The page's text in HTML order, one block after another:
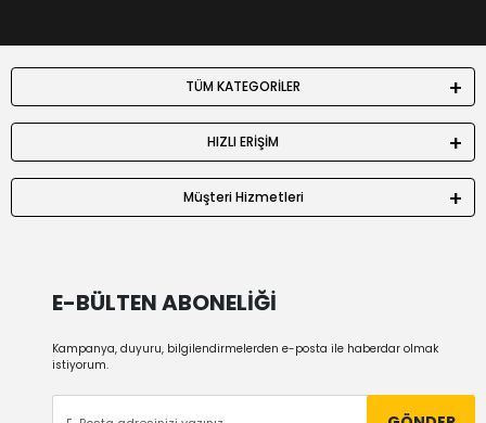
TÜM KATEGORİLER
HIZLI ERİŞİM
Müşteri Hizmetleri
E-BÜLTEN ABONELİĞİ
Kampanya, duyuru, bilgilendirmelerden e-posta ile haberdar olmak
istiyorum.